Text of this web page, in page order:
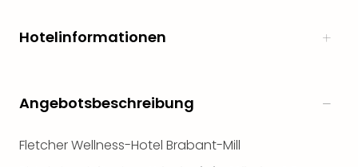
Hotelinformationen
Angebotsbeschreibung
Fletcher Wellness-Hotel Brabant-Mill